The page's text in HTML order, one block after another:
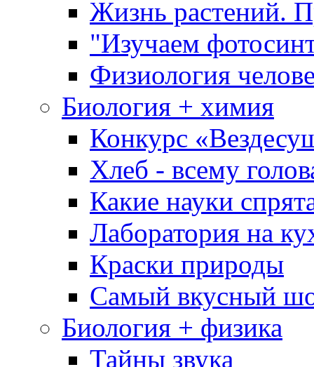
Жизнь растений.
"Изучаем
Физиология
Биология + химия
Конкурс
Хлеб - всему
Какие науки
Лаборатория на
Краски природы
Самый вкусный
Биология + физика
Тайны звука